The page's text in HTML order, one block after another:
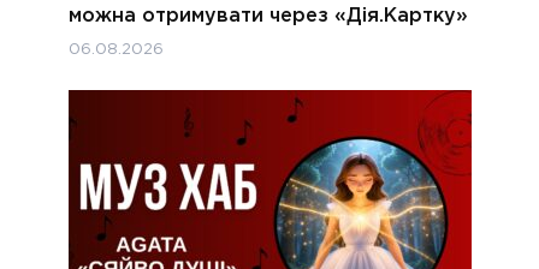
можна отримувати через «Дія.Картку»
06.08.2026